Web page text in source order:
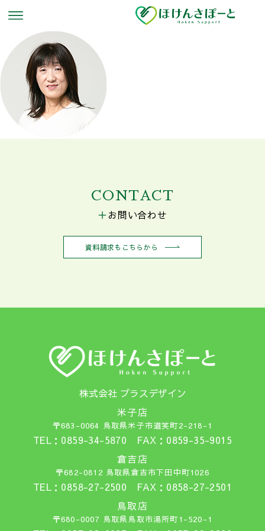
CONTACT
お問い合わせ
資料請求もこちらから
株式会社 プラスデザイン
米子店
〒683-0064 鳥取県米子市道笑町2-218-1
TEL：0859-34-5870 FAX：0859-35-9015
倉吉店
〒682-0812 鳥取県倉吉市下田中町1026
TEL：0858-27-2500 FAX：0858-27-2501
鳥取店
〒680-0007 鳥取県鳥取市湯所町1-520-1